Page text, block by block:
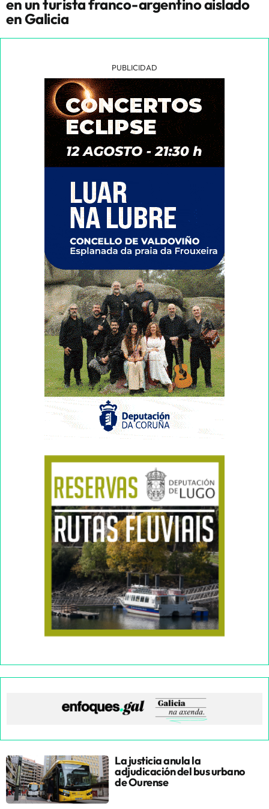
en un turista franco-argentino aislado
en Galicia
PUBLICIDAD
La justicia anula la
adjudicación del bus urbano
de Ourense